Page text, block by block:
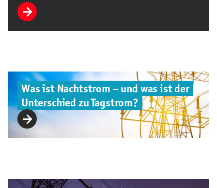
Was ist Nachtstrom – und was ist der
Unterschied zu Tagstrom?